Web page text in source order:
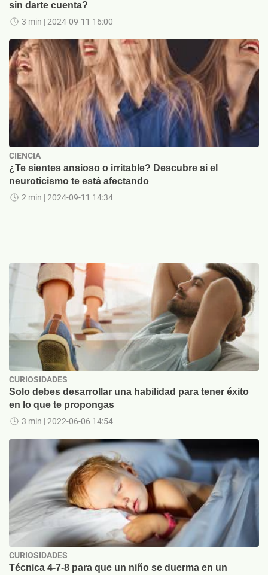
sin darte cuenta?
3 min | 2024-09-11 16:00
CIENCIA
¿Te sientes ansioso o irritable? Descubre si el
neuroticismo te está afectando
2 min | 2024-09-11 14:34
CURIOSIDADES
Solo debes desarrollar una habilidad para tener éxito
en lo que te propongas
3 min | 2022-06-06 14:54
CURIOSIDADES
Técnica 4-7-8 para que un niño se duerma en un